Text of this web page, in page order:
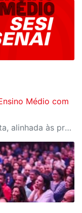
Médio com
Iniciativa oferece formação completa, alinhada às profissões do futuro e aos desafios da nova indústria.